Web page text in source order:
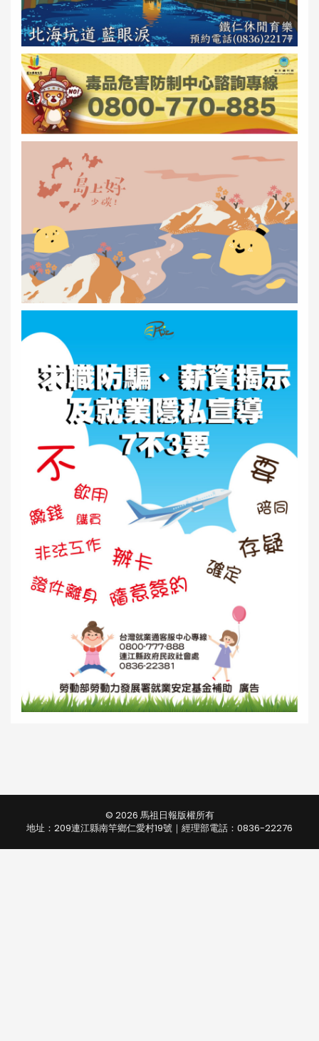
© 2026 馬祖日報版權所有
地址：209連江縣南竿鄉仁愛村19號｜經理部電話：0836-22276